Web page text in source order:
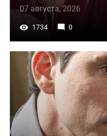
07 августа, 2026
1734 0